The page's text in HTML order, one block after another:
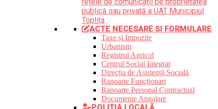
publică sau privată a UAT Municipiul
Toplița
ACTE NECESARE ȘI FORMULARE
Taxe și Impozite
Urbanism
Registrul Agricol
Centrul Social Integrat
Direcția de Asistență Socială
Rapoarte Funcționari
Rapoarte Personal Contractual
Documente Angajare